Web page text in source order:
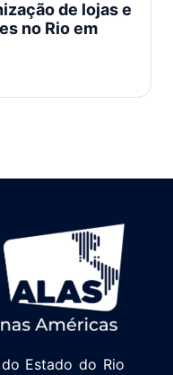
de lojas e
no Rio em
Estado do Rio